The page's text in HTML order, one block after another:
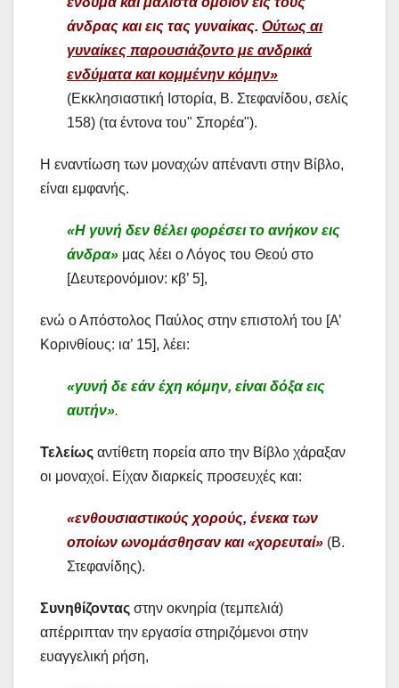
άνδρας και εις τας γυναίκας. Ούτως αι
γυναίκες παρουσιάζοντο με ανδρικά
ενδύματα και κομμένην κόμην»
(Εκκλησιαστική Ιστορία, Β. Στεφανίδου, σελίς
158) (τα έντονα του" Σπορέα").
Η εναντίωση των μοναχών απέναντι στην Βίβλο,
είναι εμφανής.
«Η γυνή δεν θέλει φορέσει το ανήκον εις
άνδρα» μας λέει ο Λόγος του Θεού στο
[Δευτερονόμιον: κβ’ 5],
ενώ ο Απόστολος Παύλος στην επιστολή του [Α’
Κορινθίους: ια’ 15], λέει:
«γυνή δε εάν έχη κόμην, είναι δόξα εις
αυτήν».
Τελείως αντίθετη πορεία απο την Βίβλο χάραξαν
οι μοναχοί. Είχαν διαρκείς προσευχές και:
«ενθουσιαστικούς χορούς, ένεκα των
οποίων ωνομάσθησαν και «χορευταί» (Β.
Στεφανίδης).
Συνηθίζοντας στην οκνηρία (τεμπελιά)
απέρριπταν την εργασία στηριζόμενοι στην
ευαγγελική ρήση,